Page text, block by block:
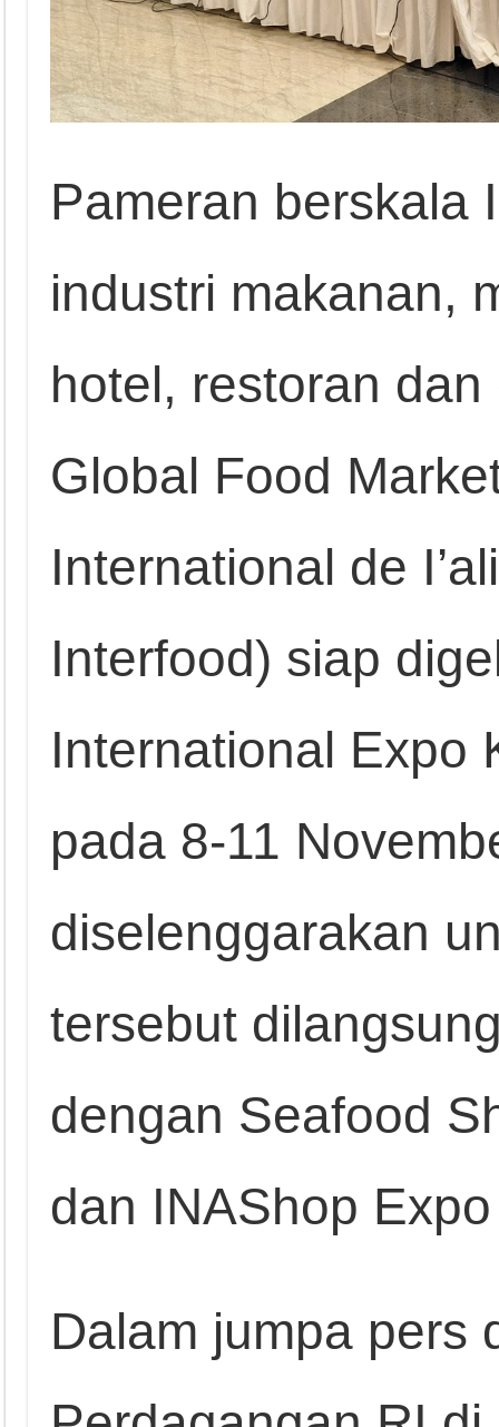
Pameran berskala
industri makanan,
hotel, restoran
Global Food
International de
Interfood) siap
International Expo
pada 8-11
diselenggarakan
tersebut
dengan Seafood
dan INAShop
Dalam jumpa pers